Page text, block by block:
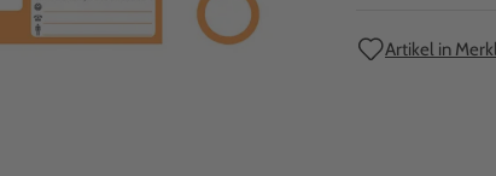
Artikel in